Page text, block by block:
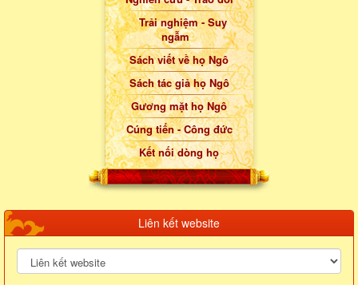
Trải nghiệm - Suy
ngẫm
Sách viết về họ Ngô
Sách tác giả họ Ngô
Gương mặt họ Ngô
Cúng tiến - Công đức
Kết nối dòng họ
Liên kết website